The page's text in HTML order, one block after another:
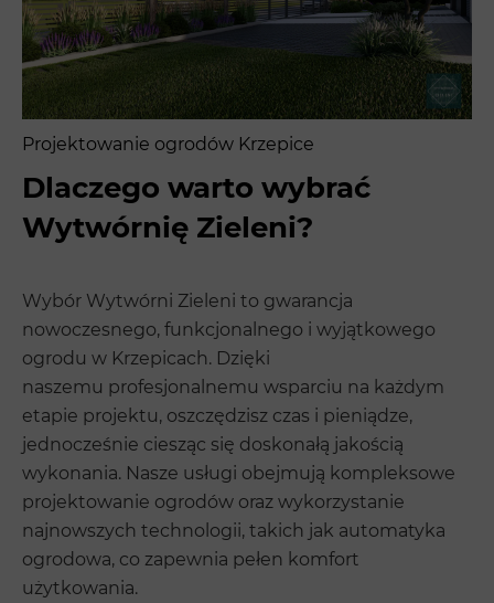
Projektowanie ogrodów Krzepice
Dlaczego warto wybrać
Wytwórnię Zieleni?
Wybór Wytwórni Zieleni to gwarancja
nowoczesnego, funkcjonalnego i wyjątkowego
ogrodu w Krzepicach. Dzięki
naszemu profesjonalnemu wsparciu na każdym
etapie projektu, oszczędzisz czas i pieniądze,
jednocześnie ciesząc się doskonałą jakością
wykonania. Nasze usługi obejmują kompleksowe
projektowanie ogrodów oraz wykorzystanie
najnowszych technologii, takich jak automatyka
ogrodowa, co zapewnia pełen komfort
użytkowania.